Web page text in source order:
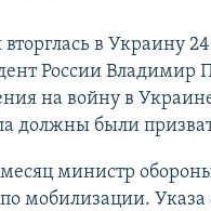
вторглась в Украину
России Владимир
на войну в
должны были
министр
мобилизации.